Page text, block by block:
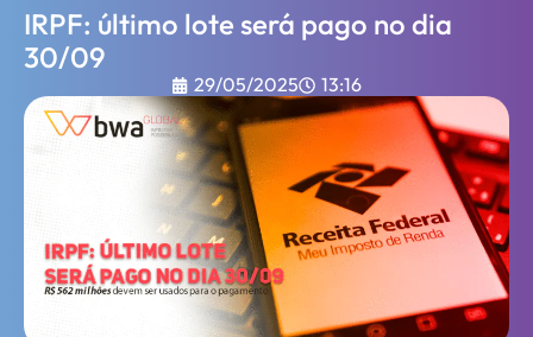
IRPF: último lote será pago no dia
30/09
29/05/2025 13:16